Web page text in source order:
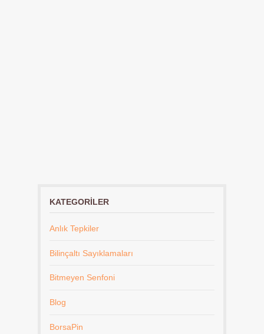
KATEGORILER
Anlık Tepkiler
Bilinçaltı Sayıklamaları
Bitmeyen Senfoni
Blog
BorsaPin